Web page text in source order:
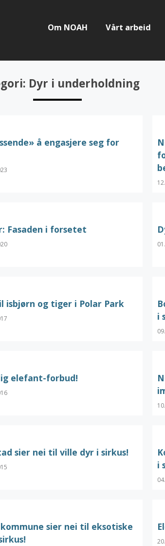
Om NOAH Vårt arbeid
Dyr i underholdning
å engasjere seg for
Fasaden i forsetet
isbjørn og tiger i Polar Park
i
elefant-forbud!
sier nei til ville dyr i sirkus!
i
sier nei til eksotiske